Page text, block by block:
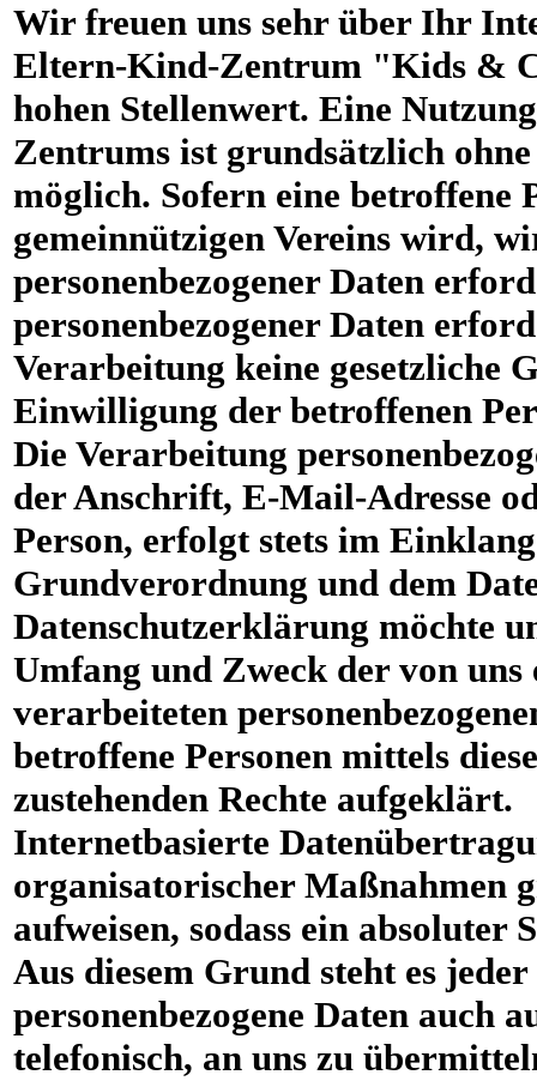
Wir freuen uns sehr über Ihr
Eltern-Kind-Zentrum "Kids &
hohen Stellenwert. Eine
Zentrums ist grundsätzlich
möglich. Sofern eine betroffene
gemeinnützigen Vereins wird,
personenbezogener Daten
personenbezogener Daten
Verarbeitung keine gesetzliche
Einwilligung der betroffenen
Die Verarbeitung
der Anschrift, E-Mail-Adresse
Person, erfolgt stets im
Grundverordnung und dem
Datenschutzerklärung möchte
Umfang und Zweck der von uns
verarbeiteten
betroffene Personen mittels
zustehenden Rechte aufgeklärt.
Internetbasierte
organisatorischer Maßnahmen
aufweisen, sodass ein
Aus diesem Grund steht es
personenbezogene Daten auch
telefonisch, an uns zu